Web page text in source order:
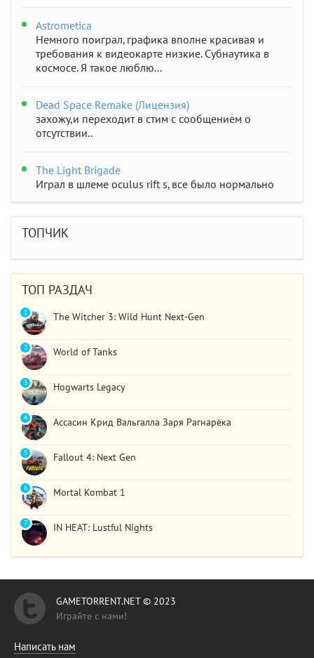
Astrometica
Немного поиграл, графика вполне красивая и
требования к видеокарте низкие. Субнаутика в
космосе. Я такое люблю...
Dead Space Remake (Лицензия)
захожу,и переходит в стим с сообщением о
отсутствии..
The Light Brigade
Играл в шлеме oculus rift s, все было нормально
сюжет и..
STAR WARS Jedi: Survivor
Должно быть все норм..
ТОПЧИК
ТОП РАЗДАЧ
The Witcher 3: Wild Hunt Next-Gen
1
World of Tanks
2
Hogwarts Legacy
3
Ассасин Крид Вальгалла Заря Рагнарёка
4
Fallout 4: Next Gen
5
Mortal Kombat 1
6
IN HEAT: Lustful Nights
7
GAMETORRENT.NET © 2023
Играйте с нами!
Написать нам